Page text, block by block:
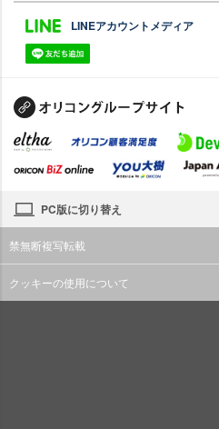
LINEアカウントメディア
PC版に切り替え
禁無断複写転載
クッキーの使用について